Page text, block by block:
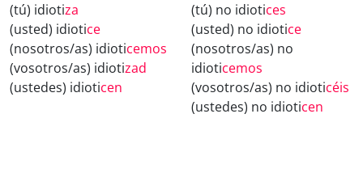
(tú) idiotiza
(usted) idiotice
(nosotros/as) idioticemos
(vosotros/as) idiotizad
(ustedes) idioticen
(tú) no idiotices
(usted) no idiotice
(nosotros/as) no
idioticemos
(vosotros/as) no idioticéis
(ustedes) no idioticen